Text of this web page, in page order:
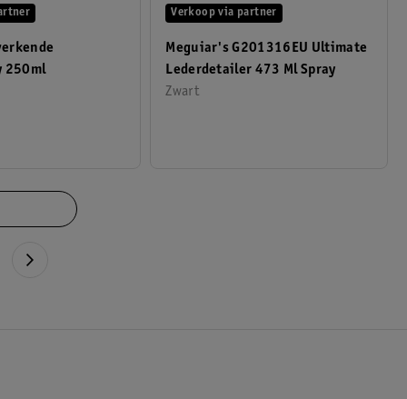
250ml
Meguiar's G201316EU Ultimate
Lederdetailer 473 Ml Spray
Zwart
Verkoop via partner